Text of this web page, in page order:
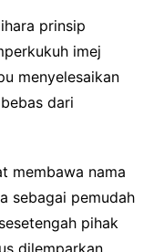
prinsip
imej
menyelesaikan
dari
membawa nama
sebagai pemudah
pihak
dilemparkan